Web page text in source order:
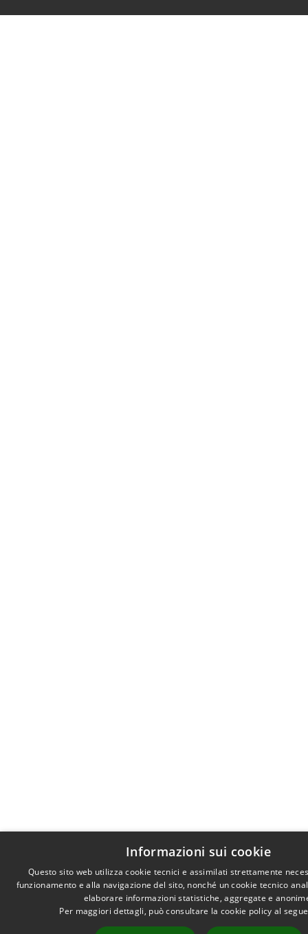
Informazioni sui cookie
Questo sito web utilizza cookie tecnici e assimilati strettamente
funzionamento e alla navigazione del sito, nonché un cookie tecnico
elaborare informazioni statistiche, aggregate e
Per maggiori dettagli, può consultare la cookie policy al